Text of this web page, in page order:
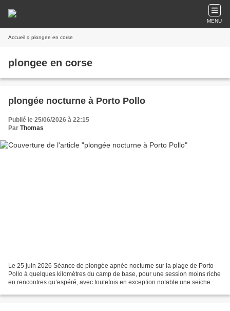
MENU
Accueil » plongee en corse
plongee en corse
plongée nocturne à Porto Pollo
Publié le 25/06/2026 à 22:15
Par Thomas
Le 25 juin 2026 Séance de plongée apnée nocturne sur la plage de Porto
Pollo à quelques kilomètres du camp de base, pour une session moins riche
en rencontres qu’espéré, avec toutefois en exception notable une seiche